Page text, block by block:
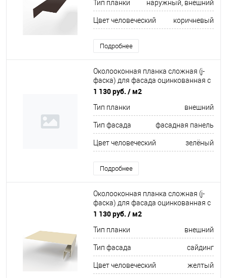
Тип планки наружный, внешний
Цвет человеческий коричневый
Подробнее
Околооконная планка сложная (j-
фаска) для фасада оцинкованная с
порошковым покрытием 0,45мм
1 130 руб. / м2
Тип планки внешний
Тип фасада фасадная панель
Цвет человеческий зелёный
Подробнее
Околооконная планка сложная (j-
фаска) для фасада оцинкованная с
порошковым покрытием 0,45мм
1 130 руб. / м2
Тип планки внешний
Тип фасада сайдинг
Цвет человеческий желтый